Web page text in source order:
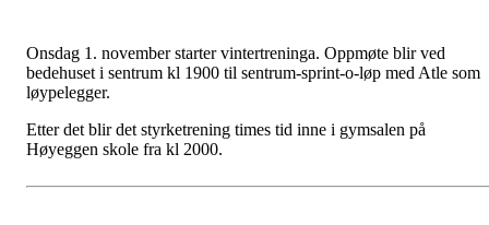
Onsdag 1. november starter vintertreninga. Oppmøte blir ved
bedehuset i sentrum kl 1900 til sentrum-sprint-o-løp med Atle som
løypelegger.
Etter det blir det styrketrening times tid inne i gymsalen på
Høyeggen skole fra kl 2000.